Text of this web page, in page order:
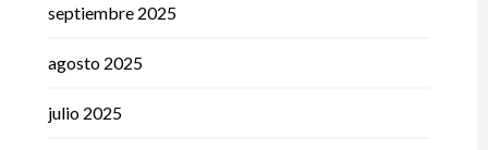
septiembre 2025
agosto 2025
julio 2025